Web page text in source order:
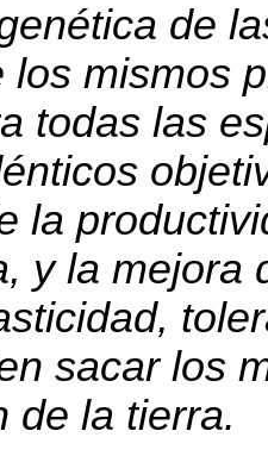
de
los mismos
todas las
la
y la mejora
sacar los
de la tierra.